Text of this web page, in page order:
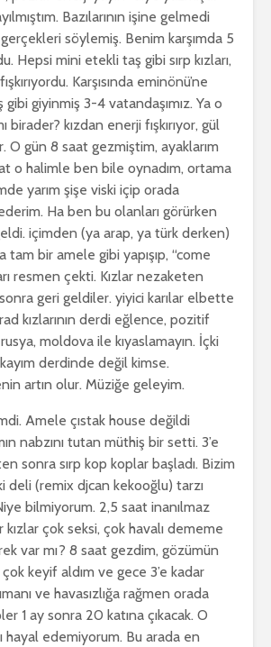
Bazılarının işine gelmedi
söylemiş. Benim karşımda 5
Hepsi mini etekli taş gibi sırp kızları,
Karşısında eminönü’ne
gibi giyinmiş 3-4 vatandaşımız. Ya o
birader? kızdan enerji fışkırıyor, gül
O gün 8 saat gezmiştim, ayaklarım
o halimle ben bile oynadım, ortama
yarım şişe viski içip orada
Ha ben bu olanları görürken
içimden (ya arap, ya türk derken)
tam bir amele gibi yapışıp, “come
resmen çekti. Kızlar nezaketen
geri geldiler. yiyici karılar elbette
kızlarının derdi eğlence, pozitif
moldova ile kıyaslamayın. İçki
derdinde değil kimse.
artın olur. Müziğe geleyim.
Amele çıstak house değildi
nabzını tutan müthiş bir setti. 3’e
sonra sırp kop koplar başladı. Bizim
deli (remix djcan kekooğlu) tarzı
bilmiyorum. 2,5 saat inanılmaz
kızlar çok seksi, çok havalı dememe
var mı? 8 saat gezdim, gözümün
keyif aldım ve gece 3’e kadar
ve havasızlığa rağmen orada
1 ay sonra 20 katına çıkacak. O
hayal edemiyorum. Bu arada en